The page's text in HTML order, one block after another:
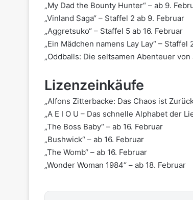
„My Dad the Bounty Hunter“ – ab 9.
„Vinland Saga“ – Staffel 2 ab 9. Februar
„Aggretsuko“ – Staffel 5 ab 16. Februar
„Ein Mädchen namens Lay Lay“ – Staffel
„Oddballs: Die seltsamen Abenteuer
Lizenzeinkäufe
„Alfons Zitterbacke: Das Chaos ist
„A E I O U – Das schnelle Alphabet der
„The Boss Baby“ – ab 16. Februar
„Bushwick“ – ab 16. Februar
„The Womb“ – ab 16. Februar
„Wonder Woman 1984“ – ab 18. Februar